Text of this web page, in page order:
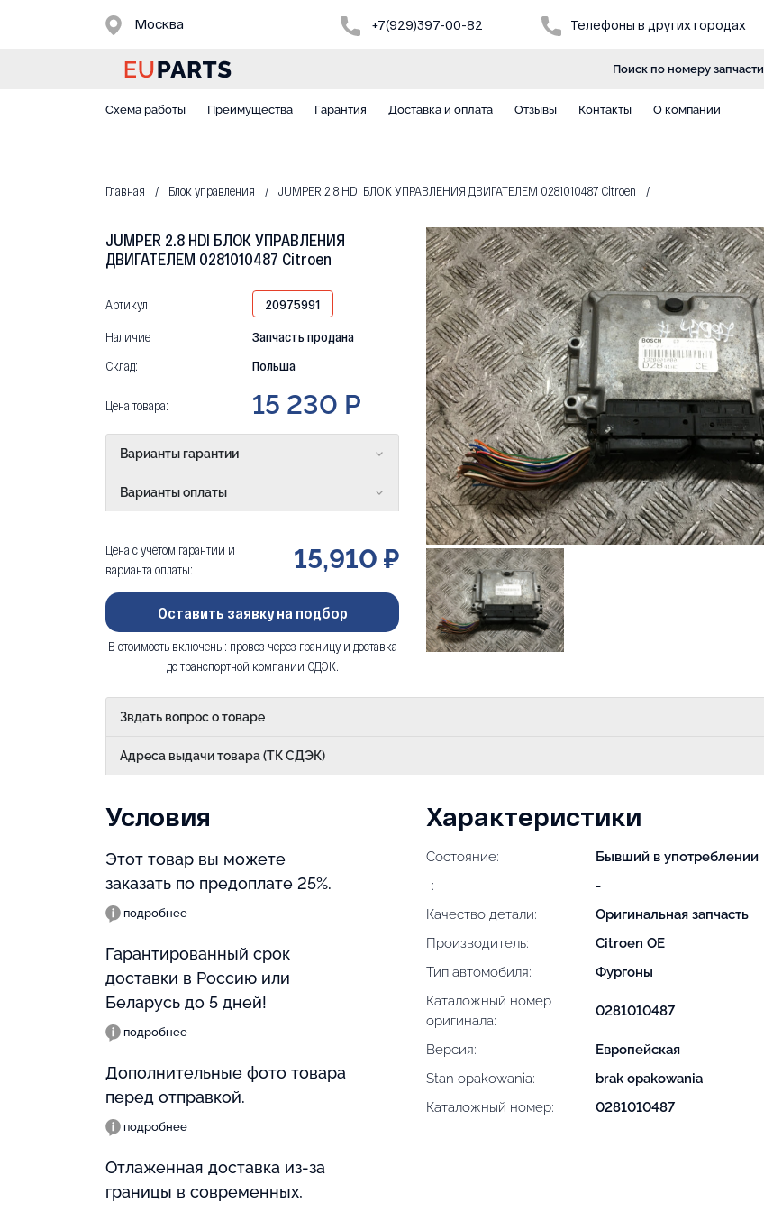
Москва +7(929)397-00-82 Телефоны в других городах
Поиск по номеру запчасти
Схема работы Преимущества Гарантия Доставка и оплата Отзывы Контакты О компании
Главная Блок управления JUMPER 2.8 HDI БЛОК УПРАВЛЕНИЯ ДВИГАТЕЛЕМ 0281010487 Citroen
JUMPER 2.8 HDI БЛОК УПРАВЛЕНИЯ
ДВИГАТЕЛЕМ 0281010487 Citroen
Артикул
20975991
Наличие
Запчасть продана
Склад:
Польша
Цена товара: 15 230 Р
Варианты гарантии
Варианты оплаты
Цена с учётом гарантии и
варианта оплаты:
15,910 ₽
Оставить заявку на подбор
В стоимость включены: провоз через границу и доставка
до транспортной компании СДЭК.
Звдать вопрос о товаре
Адреса выдачи товара (ТК СДЭК)
Условия
Этот товар вы можете
заказать по предоплате 25%.
подробнее
Гарантированный срок
доставки в Россию или
Беларусь до 5 дней!
подробнее
Дополнительные фото товара
перед отправкой.
подробнее
Отлаженная доставка из-за
границы в современных,
Характеристики
Состояние:
Бывший в употреблении
-:
-
Качество детали:
Оригинальная запчасть
Производитель:
Citroen OE
Тип автомобиля:
Фургоны
Каталожный номер
оригинала:
0281010487
Версия:
Европейская
Stan opakowania:
brak opakowania
Каталожный номер:
0281010487